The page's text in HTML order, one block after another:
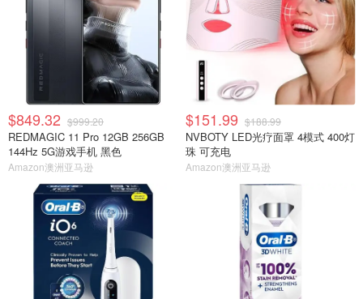
$849.32 $999.20
REDMAGIC 11 Pro 12GB 256GB
144Hz 5G游戏手机 黑色
Amazon澳洲亚马逊
$151.99 $188.99
NVBOTY LED光疗面罩 4模式 400灯
珠 可充电
Amazon澳洲亚马逊